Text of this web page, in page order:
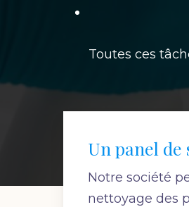
Toutes ces
Un panel de
Notre société
nettoyage des